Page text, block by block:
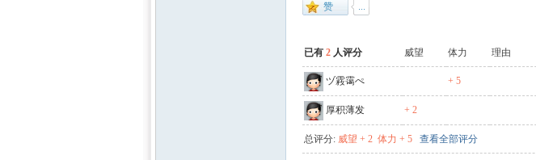
已有 2 人评分 威望 体力 理由
ヅ霚霭ぺ + 5
厚积薄发 + 2
总评分: 威望 + 2 体力 + 5 查看全部评分